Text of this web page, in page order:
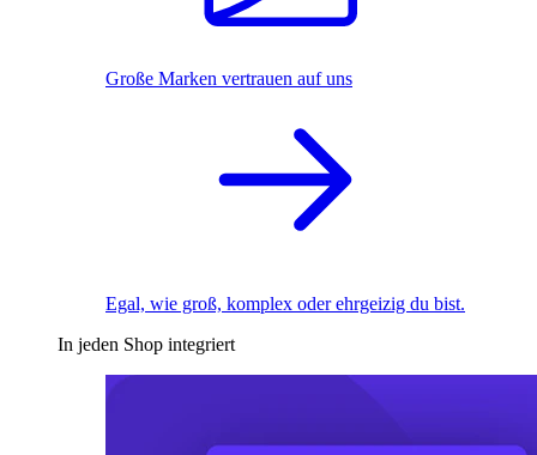
Große Marken vertrauen auf uns
Egal, wie groß, komplex oder ehrgeizig du bist.
In jeden Shop integriert